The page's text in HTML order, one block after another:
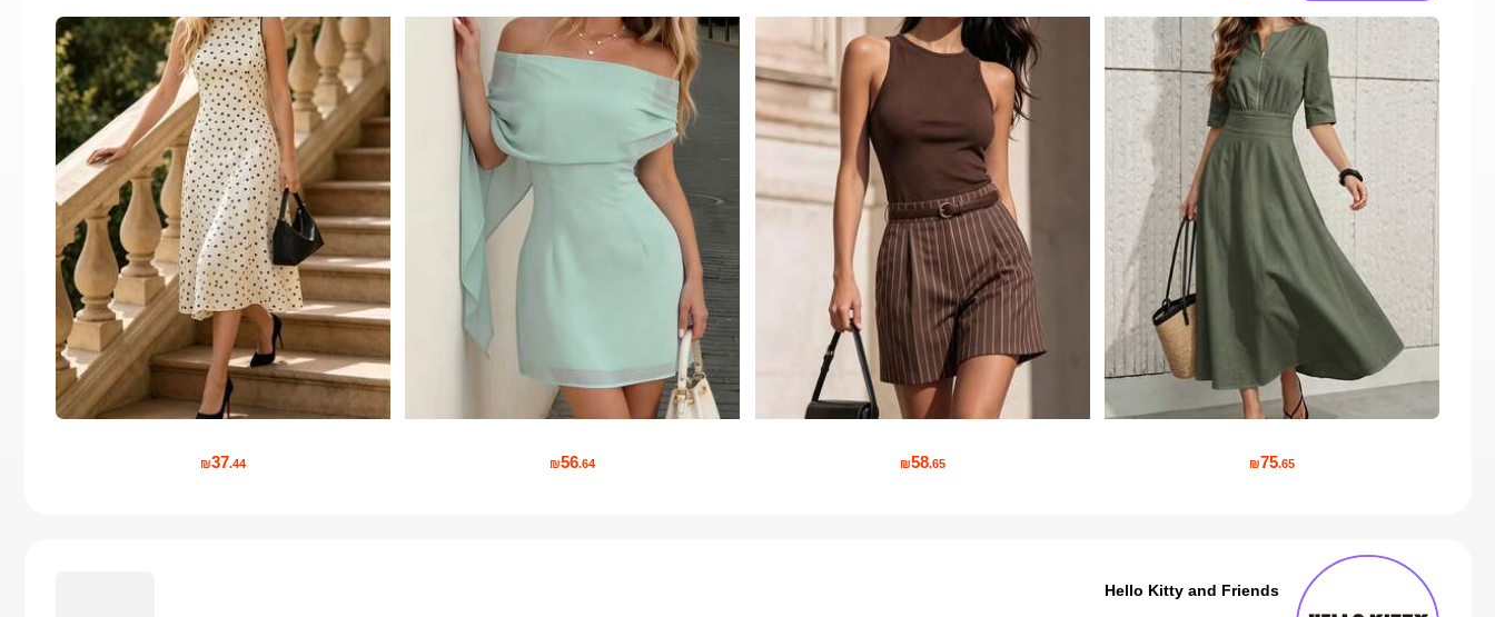
₪75.65
₪58.65
₪56.64
₪37.44
Hello Kitty and Friends